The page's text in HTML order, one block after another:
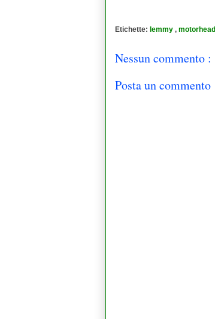
Etichette: lemmy , motorhead
Nessun commento :
Posta un commento